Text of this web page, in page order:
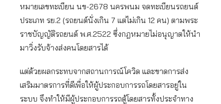
หมายเลขทะเบียน นข-2678 นครพนม จดทะเบียนรถยนต์
ประเภท รย.2 (รถยนต์นั่งเกิน 7 แต่ไม่เกิน 12 คน) ตามพระ
ราชบัญญัติรถยนต์ พ.ศ.2522 ซึ่งกฎหมายไม่อนุญาตให้นำ
มาวิ่งรับจ้างส่งคนโดยสารได้
แต่ด้วยผลกระทบจากสถานการณ์โควิด และขาดการส่ง
เสริมมาตรการที่ดีเพื่อให้ผู้ประกอบการรถโดยสารอยู่ใน
ระบบ จึงทำให้มีผู้ประกอบการรถตู้โดยสารทั้งประจำทาง